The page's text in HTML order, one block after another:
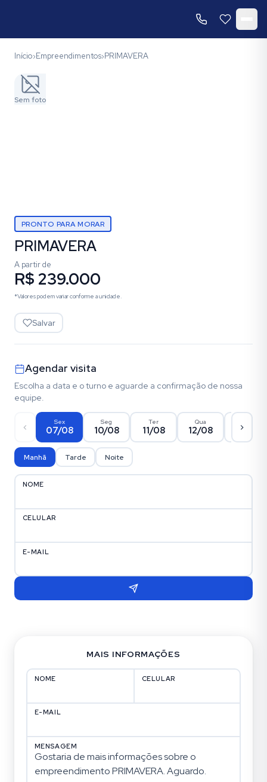
Início›Empreendimentos›PRIMAVERA
Sem foto
PRONTO PARA MORAR
PRIMAVERA
A partir de
R$ 239.000
*Valores podem variar conforme a unidade.
Salvar
Agendar visita
Escolha a data e o turno e aguarde a confirmação de nossa
equipe.
Sex
07/08
Seg
10/08
Ter
11/08
Qua
12/08 13/08
Manhã Tarde Noite
NOME
CELULAR
E-MAIL
MAIS INFORMAÇÕES
NOME CELULAR
E-MAIL
MENSAGEM